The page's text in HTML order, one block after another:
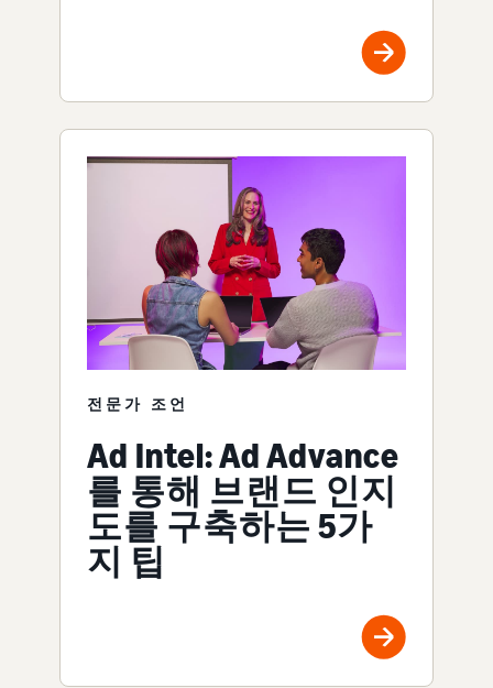
전문가 조언
Ad Intel: Ad Advance
를 통해 브랜드 인지
도를 구축하는 5가
지 팁